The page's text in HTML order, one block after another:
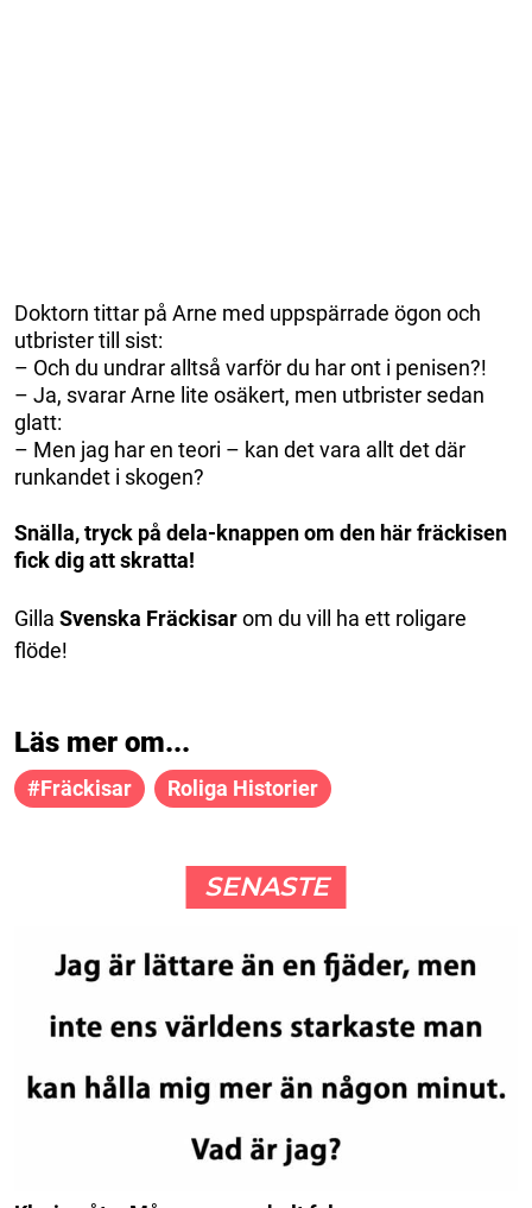
Doktorn tittar på Arne med uppspärrade ögon och
utbrister till sist:
– Och du undrar alltså varför du har ont i penisen?!
– Ja, svarar Arne lite osäkert, men utbrister sedan
glatt:
– Men jag har en teori – kan det vara allt det där
runkandet i skogen?
Snälla, tryck på dela-knappen om den här fräckisen
fick dig att skratta!
Gilla Svenska Fräckisarom du vill ha ett roligare
flöde!
Läs mer om...
#fräckisar Roliga Historier
SENASTE